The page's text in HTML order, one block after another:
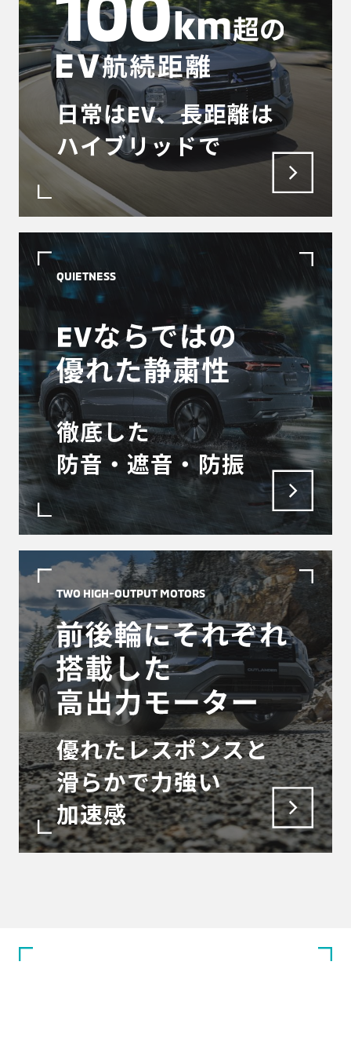
日常はEV、長距離は
ハイブリッドで
QUIETNESS
徹底した
防音・遮音・防振
TWO HIGH-OUTPUT MOTORS
優れたレスポンスと
滑らかで力強い
加速感